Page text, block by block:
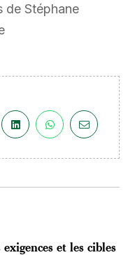
de Stéphane
et les cibles